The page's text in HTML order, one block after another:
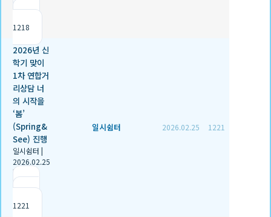
1218
2026년 신
학기 맞이
1차 연합거
리상담 너
의 시작을
‘봄’
(Spring&
See) 진행
일시쉼터 |
2026.02.25
|
1221
일시쉼터 2026.02.25 1221